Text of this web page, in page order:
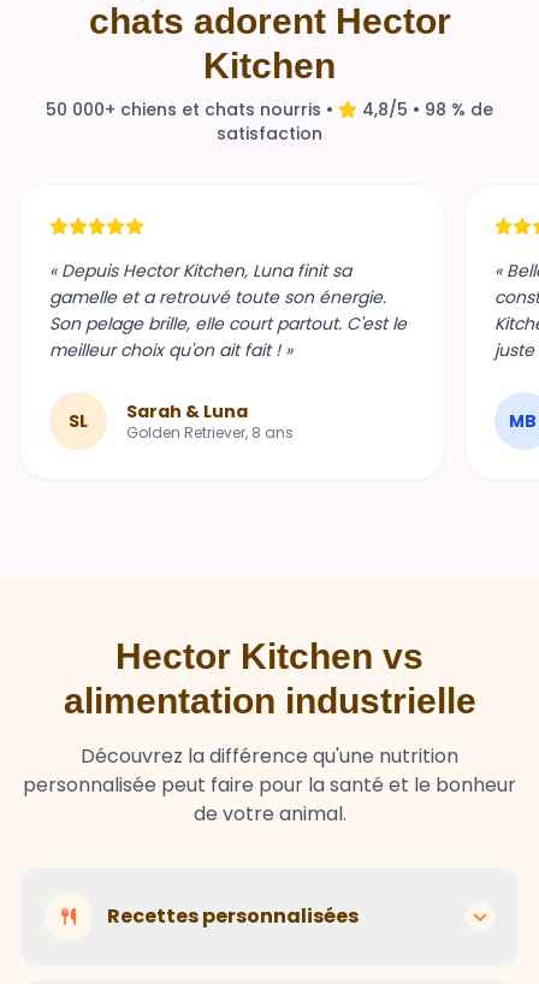
chats adorent Hector
Kitchen
50 000+ chiens et chats nourris •
4,8/5 • 98 % de
satisfaction
« Depuis Hector Kitchen, Luna finit sa
gamelle et a retrouvé toute son énergie.
Son pelage brille, elle court partout. C'est le
meilleur choix qu'on ait fait ! »
SL Sarah & Luna
Golden Retriever, 8 ans
«
MB
Hector Kitchen vs
alimentation industrielle
Découvrez la différence qu'une nutrition
personnalisée peut faire pour la santé et le bonheur
de votre animal.
Recettes personnalisées